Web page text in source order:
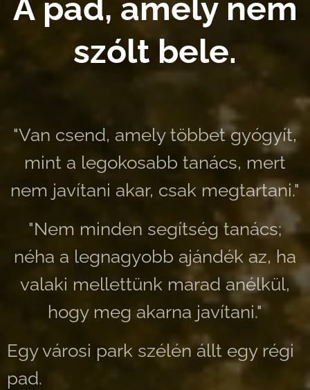
A pad, amely nem
szólt bele.
"Van csend, amely többet gyógyít,
mint a legokosabb tanács, mert
nem javítani akar, csak megtartani."
"Nem minden segítség tanács;
néha a legnagyobb ajándék az, ha
valaki mellettünk marad anélkül,
hogy meg akarna javítani."
Egy városi park szélén állt egy régi
pad.